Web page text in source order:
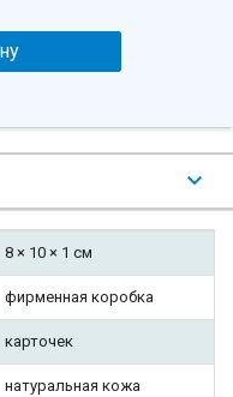
8 × 10 × 1 см
фирменная коробка
карточек
натуральная кожа